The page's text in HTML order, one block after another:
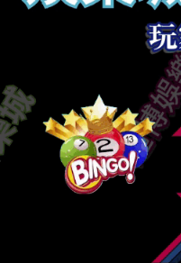
杭州書法高考培訓班
杭州看崖閣書法培訓事
班，2024年杭州書法培
門生，書法培訓班特點：
班化教授教養，高強度
風：19817156654！